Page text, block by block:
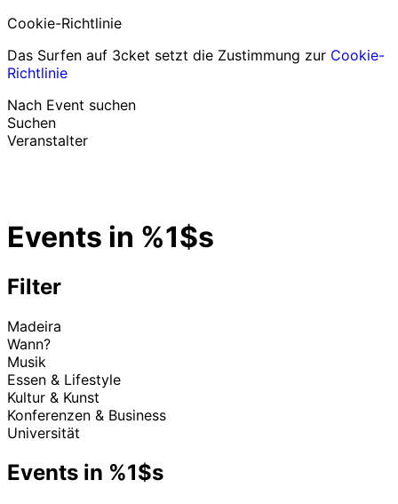
Cookie-Richtlinie
Das Surfen auf 3cket setzt die Zustimmung zur Cookie-
Richtlinie
Nach Event suchen
Suchen
Veranstalter
Hilfe für Teilnehmer Ich habe mein Ticket verloren
Events in %1$s
Filter
Madeira
Wann?
Musik
Essen & Lifestyle
Kultur & Kunst
Konferenzen & Business
Universität
Events in %1$s